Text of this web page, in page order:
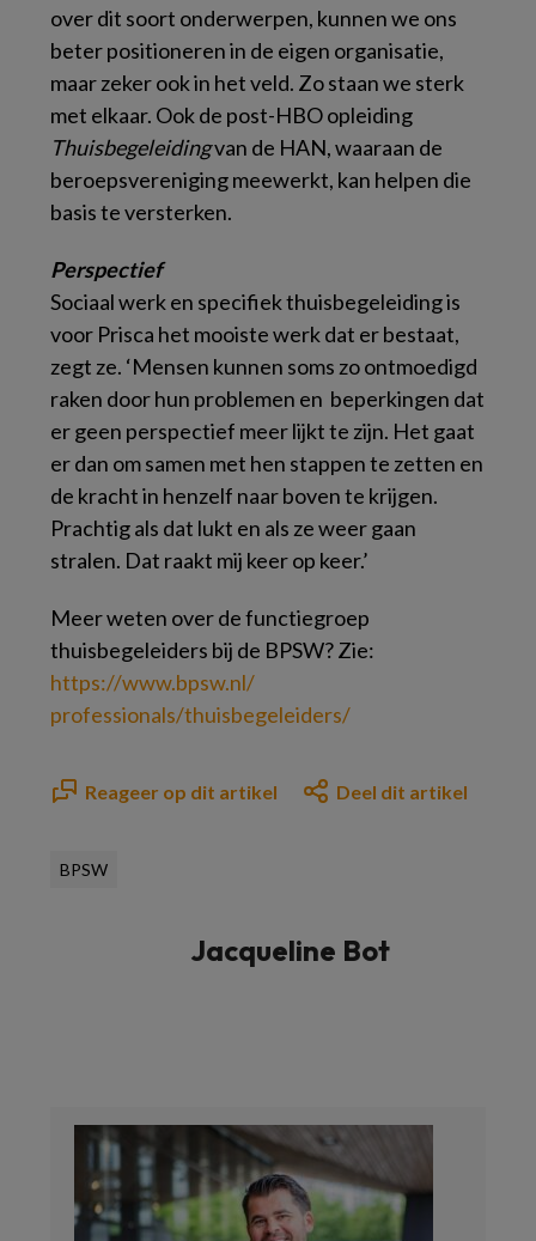
over dit soort onderwerpen, kunnen we ons
beter positioneren in de eigen organisatie,
maar zeker ook in het veld. Zo staan we sterk
met elkaar. Ook de post-HBO opleiding
Thuisbegeleidingvan de HAN, waaraan de
beroepsvereniging meewerkt, kan helpen die
basis te versterken.
Perspectief
Sociaal werk en specifiek thuisbegeleiding is
voor Prisca het mooiste werk dat er bestaat,
zegt ze. ‘Mensen kunnen soms zo ontmoedigd
raken door hun problemen en beperkingen dat
er geen perspectief meer lijkt te zijn. Het gaat
er dan om samen met hen stappen te zetten en
de kracht in henzelf naar boven te krijgen.
Prachtig als dat lukt en als ze weer gaan
stralen. Dat raakt mij keer op keer.’
Meer weten over de functiegroep
thuisbegeleiders bij de BPSW? Zie:
https://www.bpsw.nl/
professionals/thuisbegeleiders/
Reageer op dit artikel Deel dit artikel
BPSW
Jacqueline Bot